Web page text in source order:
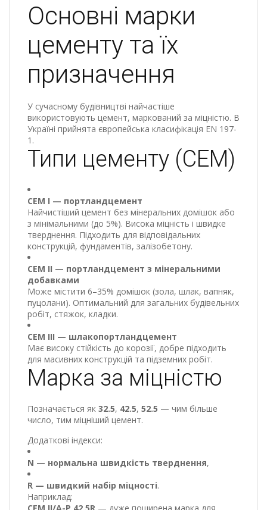
Основні марки
цементу та їх
призначення
У сучасному будівництві найчастіше
використовують цемент, маркований за міцністю. В
Україні прийнята європейська класифікація EN 197-
1.
Типи цементу (СЕМ)
CEM I — портландцемент
Найчистіший цемент без мінеральних домішок або
з мінімальними (до 5%). Висока міцність і швидке
тверднення. Підходить для відповідальних
конструкцій, фундаментів, залізобетону.
CEM II — портландцемент з мінеральними
добавками
Може містити 6–35% домішок (зола, шлак, вапняк,
пуцолани). Оптимальний для загальних будівельних
робіт, стяжок, кладки.
CEM III — шлакопортландцемент
Має високу стійкість до корозії, добре підходить
для масивних конструкцій та підземних робіт.
Марка за міцністю
Позначається як 32.5, 42.5, 52.5 — чим більше
число, тим міцніший цемент.
Додаткові індекси:
N — нормальна швидкість тверднення,
R — швидкий набір міцності.
Наприклад:
CEM II/A-P 42.5R — дуже поширена марка для